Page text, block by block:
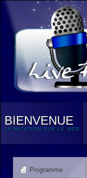
BIENVENUE
LA NATATION SUR LE WEB
Programme